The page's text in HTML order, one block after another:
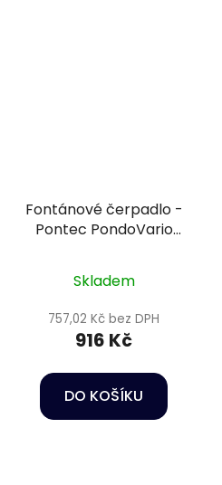
Fontánové čerpadlo -
Pontec PondoVario
Skladem
757,02 Kč bez DPH
916 Kč
DO KOŠÍKU